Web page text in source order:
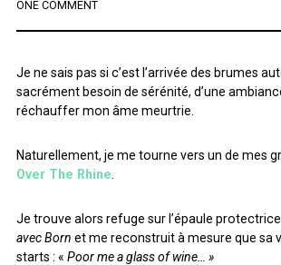
BRAZIL
BRITPOP
ELECTRONICA
FOLK FUNK FUNK SOUL
GRAND NORD
HIFI HIP HOP
MINIMALISME
ROCK CALIFORNIEN
RYTHMN AND BLUES
ONE COMMENT
Je ne sais pas si c’est l’arrivée des brumes
sacrément besoin de sérénité, d’une
réchauffer mon âme meurtrie.
Naturellement, je me tourne vers un de mes
Over The Rhine.
Je trouve alors refuge sur l’épaule
avec Born et me reconstruit à mesure que sa
starts : « Poor me a glass of wine… »